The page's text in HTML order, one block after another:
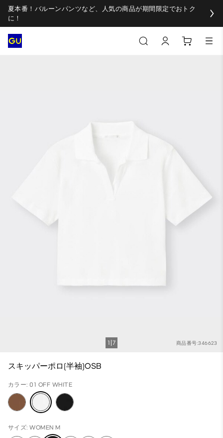
夏本番！バルーンパンツなど、人気の商品が期間限定でおトク
に！
商品番号:346623
1 7
スキッパーポロ(半袖)OSB
カラー: 01 OFF WHITE
サイズ: WOMEN M